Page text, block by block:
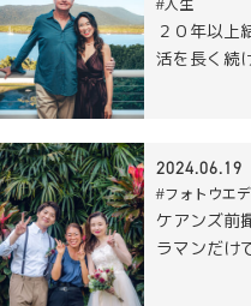
#人生
２０年以上
活を長く続
2024.06.19
#フォトウエ
ケアンズ前
ラマンだけ